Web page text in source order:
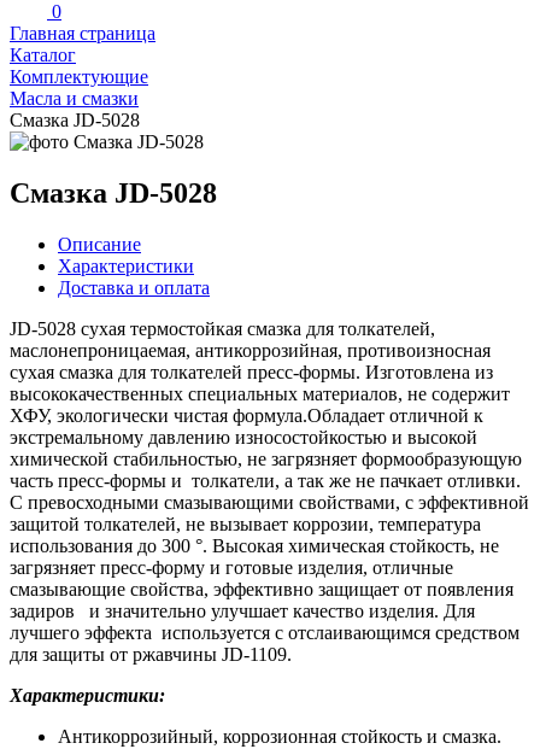
0
Главная страница
Каталог
Комплектующие
Масла и смазки
Смазка JD-5028
Смазка JD-5028
Описание
Характеристики
Доставка и оплата
JD-5028 сухая термостойкая смазка для толкателей,
маслонепроницаемая, антикоррозийная, противоизносная
сухая смазка для толкателей пресс-формы. Изготовлена из
высококачественных специальных материалов, не содержит
ХФУ, экологически чистая формула.Обладает отличной к
экстремальному давлению износостойкостью и высокой
химической стабильностью, не загрязняет формообразующую
часть пресс-формы и толкатели, а так же не пачкает отливки.
С превосходными смазывающими свойствами, с эффективной
защитой толкателей, не вызывает коррозии, температура
использования до 300 °. Высокая химическая стойкость, не
загрязняет пресс-форму и готовые изделия, отличные
смазывающие свойства, эффективно защищает от появления
задиров и значительно улучшает качество изделия. Для
лучшего эффекта используется с отслаивающимся средством
для защиты от ржавчины JD-1109.
Характеристики:
Антикоррозийный, коррозионная стойкость и смазка.